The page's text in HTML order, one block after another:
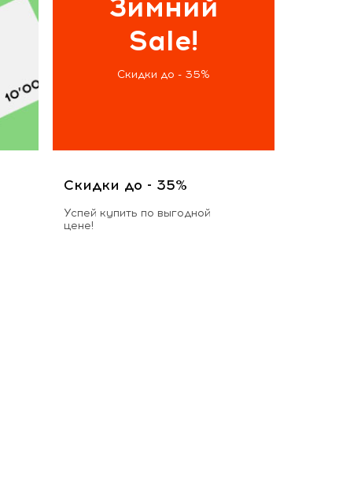
Sale!
Скидки до - 35%
Скидки до - 35%
Успей купить по выгодной
цене!